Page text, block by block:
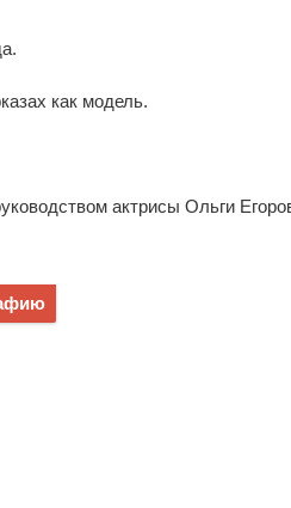
как модель.
актрисы Ольги